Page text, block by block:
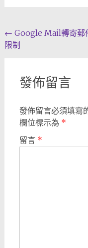
Post
navigation
← Google Mail轉寄郵
限制
發佈留言
發佈留言必須填寫
欄位標示為 *
留言 *